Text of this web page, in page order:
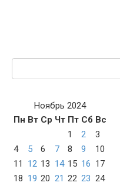
Поиск:
Ноябрь 2024
Пн Вт Ср Чт Пт Сб Вс
1
2
3
4
5 6 7 8 9
10
11
12 13 14 15 16 17
18 19 20 21 22 23 24